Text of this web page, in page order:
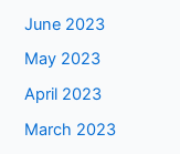
June 2023
May 2023
April 2023
March 2023